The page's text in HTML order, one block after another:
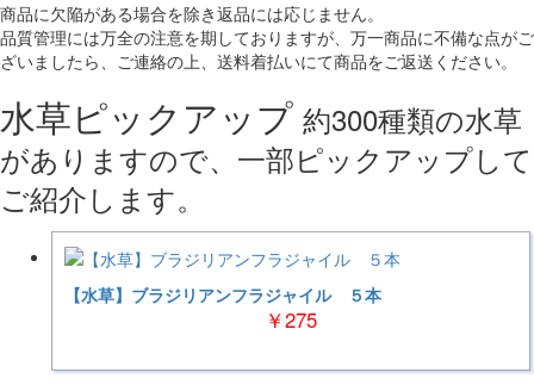
商品に欠陥がある場合を除き返品には応じません。
品質管理には万全の注意を期しておりますが、万一商品に不備な点がご
ざいましたら、ご連絡の上、送料着払いにて商品をご返送ください。
水草ピックアップ 約300種類の水草
がありますので、一部ピックアップして
ご紹介します。
【水草】ブラジリアンフラジャイル ５本
￥275